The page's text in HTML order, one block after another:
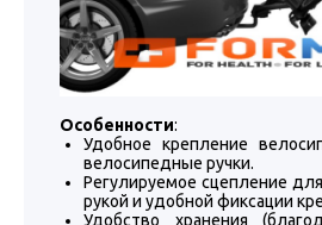
Особенности:
Удобное крепление
велосипедные ручки.
Регулируемое сцепление
рукой и удобной фиксации
Удобство хранения